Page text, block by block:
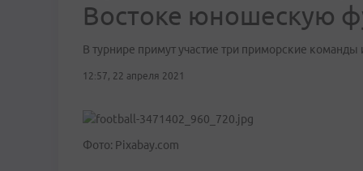
Востоке юношескую
В турнире примут участие три приморские
12:57, 22 апреля 2021
Фото: Pixabay.com